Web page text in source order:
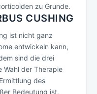
zu Grunde.
CUSHING
ist nicht ganz
entwickeln kann,
sind die drei
Wahl der Therapie
des
Bedeutung ist.